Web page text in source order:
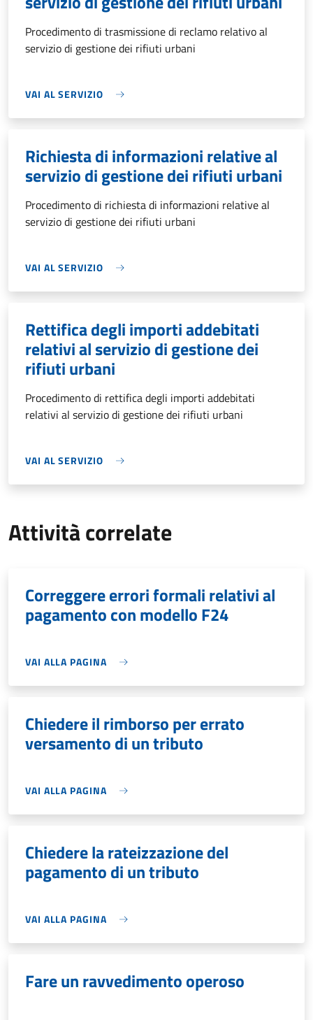
Procedimento di trasmissione di reclamo relativo al
servizio di gestione dei rifiuti urbani
VAI AL SERVIZIO
Richiesta di informazioni relative al
servizio di gestione dei rifiuti urbani
Procedimento di richiesta di informazioni relative al
servizio di gestione dei rifiuti urbani
VAI AL SERVIZIO
Rettifica degli importi addebitati
relativi al servizio di gestione dei
rifiuti urbani
Procedimento di rettifica degli importi addebitati
relativi al servizio di gestione dei rifiuti urbani
VAI AL SERVIZIO
Attività correlate
Correggere errori formali relativi al
pagamento con modello F24
VAI ALLA PAGINA
Chiedere il rimborso per errato
versamento di un tributo
VAI ALLA PAGINA
Chiedere la rateizzazione del
pagamento di un tributo
VAI ALLA PAGINA
Fare un ravvedimento operoso